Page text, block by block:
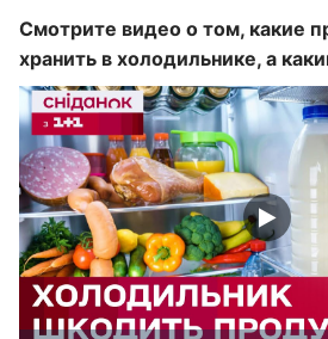
Смотрите видео о том, какие
хранить в холодильнике, а